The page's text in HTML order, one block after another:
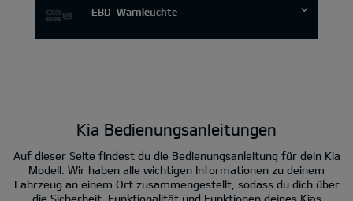
EBD-Warnleuchte
Kia Bedienungsanleitungen
Auf dieser Seite findest du die Bedienungsanleitung für dein Kia
Modell. Wir haben alle wichtigen Informationen zu deinem
Fahrzeug an einem Ort zusammengestellt, sodass du dich über
die Sicherheit, Funktionalität und Funktionen deines Kias